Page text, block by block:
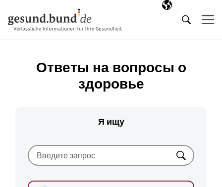
Выбранный
RU
Поиск
Ответы на вопросы о
здоровье
Я ищу
Искать